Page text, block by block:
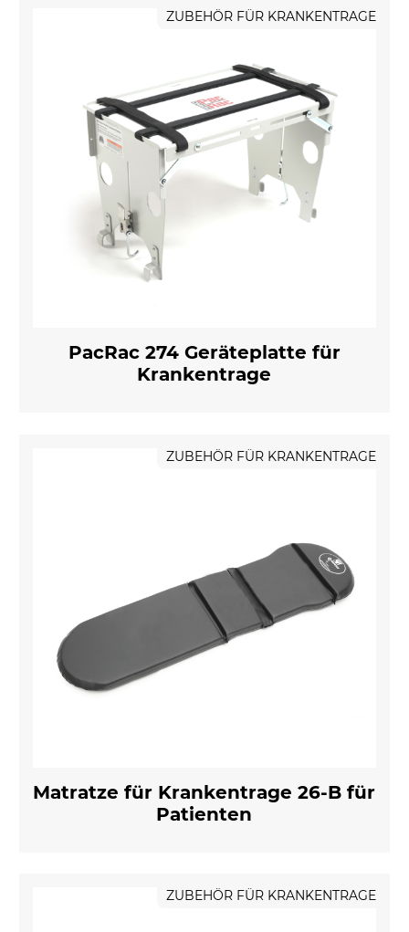
ZUBEHÖR FÜR KRANKENTRAGE
PacRac 274 Geräteplatte für
Krankentrage
ZUBEHÖR FÜR KRANKENTRAGE
Matratze für Krankentrage 26-B für
Patienten
ZUBEHÖR FÜR KRANKENTRAGE